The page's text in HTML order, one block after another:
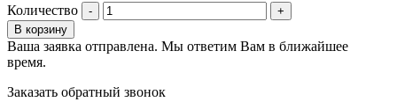
Количество
В корзину
Ваша заявка отправлена. Мы ответим Вам в ближайшее
время.
Заказать обратный звонок